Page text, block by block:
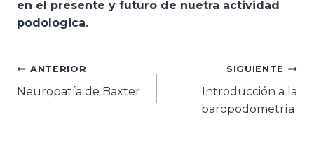
en el presente y futuro de nuetra actividad
podologica.
Navegación
de
ANTERIOR
Neuropatía de Baxter
SIGUIENTE
Introducción a la
baropodometría